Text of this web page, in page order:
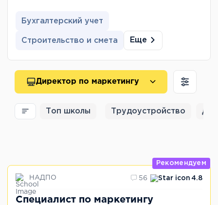
Бухгалтерский учет
Строительство и смета Еще
Директор по маркетингу
Топ школы Трудоустройство
Рекомендуем
НАДПО 56 4.8
Специалист по маркетингу